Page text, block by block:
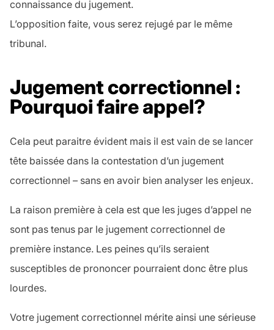
connaissance du jugement.
L’opposition faite, vous serez rejugé par le même
tribunal.
Jugement correctionnel :
Pourquoi faire appel?
Cela peut paraitre évident mais il est vain de se lancer
tête baissée dans la contestation d’un jugement
correctionnel – sans en avoir bien analyser les enjeux.
La raison première à cela est que les juges d’appel ne
sont pas tenus par le jugement correctionnel de
première instance. Les peines qu’ils seraient
susceptibles de prononcer pourraient donc être plus
lourdes.
Votre jugement correctionnel mérite ainsi une sérieuse